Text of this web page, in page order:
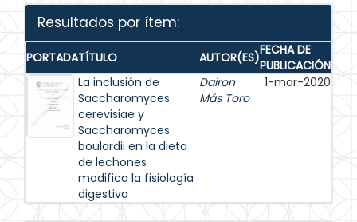
Resultados por ítem:
PORTADATÍTULO AUTOR(ES)FECHA DE
PUBLICACIÓN
La inclusión de
Saccharomyces
cerevisiae y
Saccharomyces
boulardii en la dieta
de lechones
modifica la fisiología
digestiva
Dairon
Más Toro
1-mar-2020